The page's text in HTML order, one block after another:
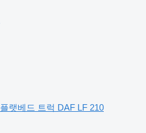
플랫베드 트럭 DAF LF 210